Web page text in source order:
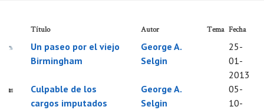
Título Autor Tema Fecha
Un paseo por el viejo
Birmingham
George A.
Selgin
25-
01-
2013
Culpable de los
cargos imputados
George A.
Selgin
05-
10-